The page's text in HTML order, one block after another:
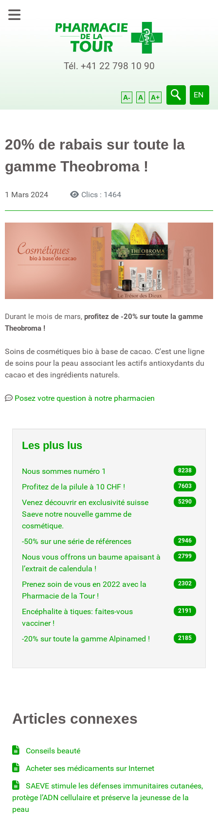
Tél. +41 22 798 10 90
A- A A+ EN
20% de rabais sur toute la
gamme Theobroma !
1 Mars 2024 Clics : 1464
Durant le mois de mars, profitez de -20% sur toute la gamme
Theobroma !
Soins de cosmétiques bio à base de cacao. C'est une ligne
de soins pour la peau associant les actifs antioxydants du
cacao et des ingrédients naturels.
Posez votre question à notre pharmacien
Les plus lus
Nous sommes numéro 1 8238
Profitez de la pilule à 10 CHF ! 7603
Venez découvrir en exclusivité suisse
Saeve notre nouvelle gamme de
cosmétique.
5290
-50% sur une série de références 2946
Nous vous offrons un baume apaisant à
l’extrait de calendula !
2799
Prenez soin de vous en 2022 avec la
Pharmacie de la Tour !
2302
Encéphalite à tiques: faites-vous
vacciner !
2191
-20% sur toute la gamme Alpinamed ! 2185
Articles connexes
Conseils beauté
Acheter ses médicaments sur Internet
SAEVE stimule les défenses immunitaires cutanées,
protège l’ADN cellulaire et préserve la jeunesse de la
peau